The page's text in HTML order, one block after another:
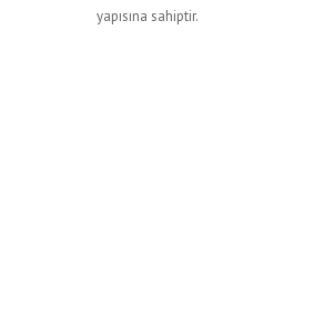
yapısına sahiptir.